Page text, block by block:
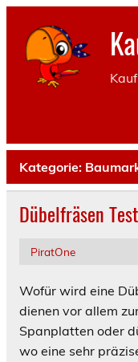
Kategorie:
Dübelfräsen
PiratOne
Wofür wird eine
dienen vor allem
Spanplatten oder
wo eine sehr